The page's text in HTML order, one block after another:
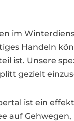
im
Handeln
ist. Unsere
gezielt
ist ein
auf